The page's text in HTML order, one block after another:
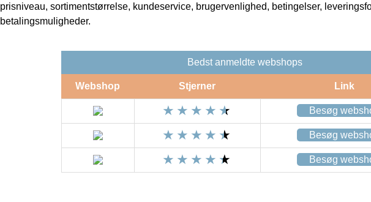
prisniveau, sortimentstørrelse, kundeservice, brugervenlighed, betingelser,
betalingsmuligheder.
Bedst anmeldte webshops
Webshop Stjerner Link
Besøg
Besøg
Besøg